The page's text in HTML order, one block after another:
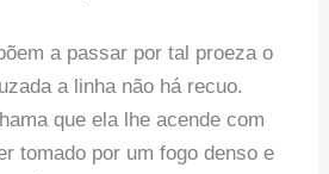
a passar por tal proeza o
a linha não há recuo.
que ela lhe acende com
tomado por um fogo denso e